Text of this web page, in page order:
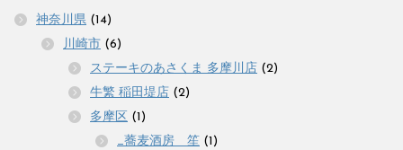
神奈川県 (14)
川崎市 (6)
ステーキのあさくま 多摩川店 (2)
牛繁 稲田堤店 (2)
多摩区 (1)
_蕎麦酒房 笙 (1)